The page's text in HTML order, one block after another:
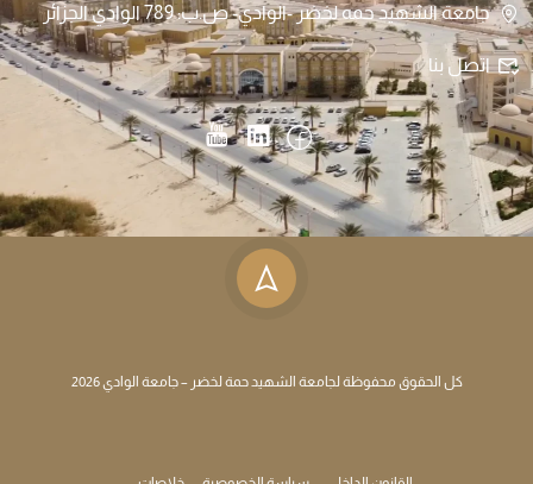
جامعة الشهيد حمه لخضر -الوادي- ص.ب: 789 الوادي الجزائر
اتصل بنا
كل الحقوق محفوظة لجامعة الشهيد حمة لخضر – جامعة الوادي 2026